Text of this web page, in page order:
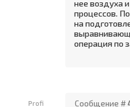
нее воздуха
процессов.
на
операция по
Profi Сообщение #